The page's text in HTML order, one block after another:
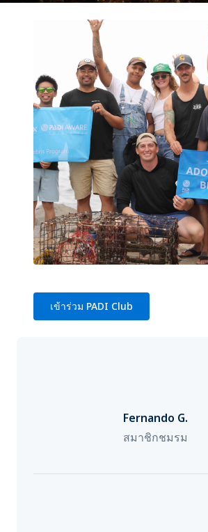
เข้าร่วม PADI Club
Fernando G.
สมาชิกชมรม